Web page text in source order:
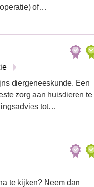
of…
diergeneeskunde. Een
zorg aan huisdieren te
tot…
te kijken? Neem dan